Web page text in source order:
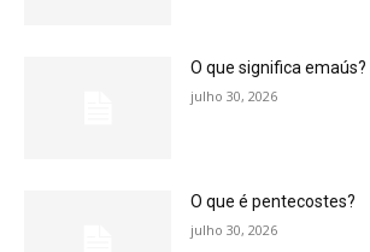
O que significa emaús?
julho 30, 2026
O que é pentecostes?
julho 30, 2026